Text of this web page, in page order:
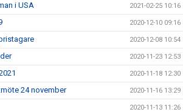
i USA 2021-02-25 10:16
2020-12-10 09:16
2020-12-08 10:54
2020-11-23 12:53
2020-11-18 12:30
24 november 2020-11-16 13:29
2020-11-13 11:26